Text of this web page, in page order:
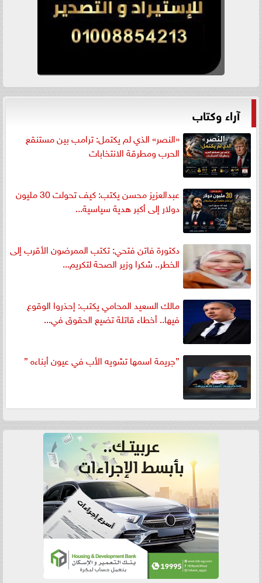
آراء وكتاب
«النصر» الذي لم يكتمل: ترامب بين مستنقع
الحرب ومطرقة الانتخابات
عبدالعزيز محسن يكتب: كيف تحولت 30 مليون
دولار إلى أكبر هدية سياسية...
دكتورة فاتن فتحي: تكتب الممرضون الأقرب إلى
الخطر.. شكرا وزير الصحة لتكريم...
مالك السعيد المحامي يكتب: إحذروا الوقوع
فيها.. أخطاء قاتلة تضيع الحقوق في...
”جريمة اسمها تشويه الأب في عيون أبناءه ”